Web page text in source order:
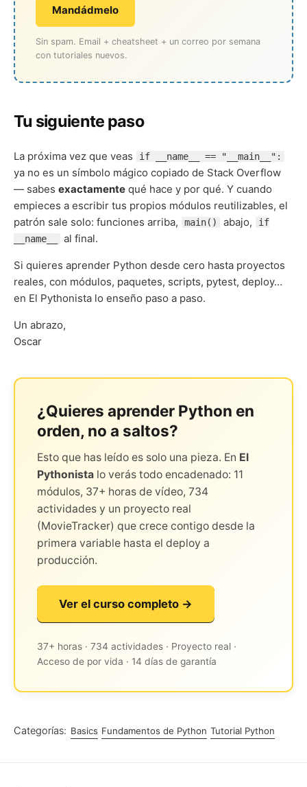
Mandádmelo
Sin spam. Email + cheatsheet + un correo por semana
con tutoriales nuevos.
Tu siguiente paso
La próxima vez que veas if __name__ == "__main__":
ya no es un símbolo mágico copiado de Stack Overflow
— sabes exactamente qué hace y por qué. Y cuando
empieces a escribir tus propios módulos reutilizables, el
patrón sale solo: funciones arriba,
main() abajo,
if
__name__
al final.
Si quieres aprender Python desde cero hasta proyectos
reales, con módulos, paquetes, scripts, pytest, deploy…
en El Pythonista lo enseño paso a paso.
Un abrazo,
Oscar
¿Quieres aprender Python en
orden, no a saltos?
Esto que has leído es solo una pieza. En El
Pythonista lo verás todo encadenado: 11
módulos, 37+ horas de vídeo, 734
actividades y un proyecto real
(MovieTracker) que crece contigo desde la
primera variable hasta el deploy a
producción.
Ver el curso completo →
37+ horas · 734 actividades · Proyecto real ·
Acceso de por vida · 14 días de garantía
Categorías: Basics Fundamentos de Python Tutorial Python